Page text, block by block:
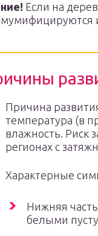
Если на
Причина
температура (в
влажность. Риск
регионах с
Характерные
Нижняя
белыми